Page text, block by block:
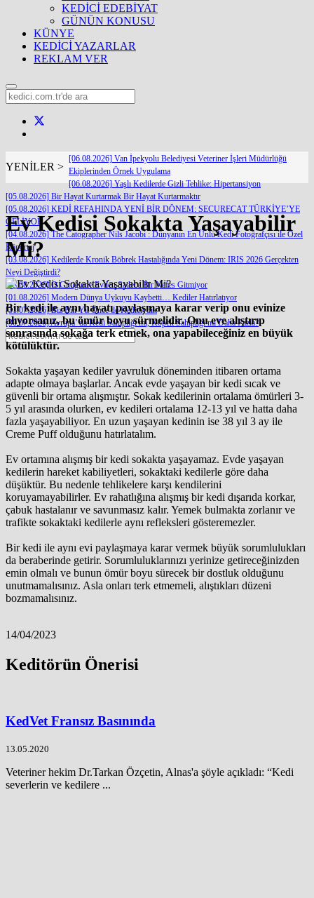
KEDİCİ EDEBİYAT
GÜNÜN KONUSU
KÜNYE
KEDİCİ YAZARLAR
REKLAM VER
YENİLER >
[06.08.2026] Van İpekyolu Belediyesi Veteriner İşleri Müdürlüğü
Ekiplerinden Örnek Uygulama
[06.08.2026] Yaşlı Kedilerde Gizli Tehlike: Hipertansiyon
[05.08.2026] Bir Hayat Kurtarmak Bir Hayat Kurtarmaktır
[05.08.2026] KEDİ REFAHINDA YENİ BİR DÖNEM: SECURECAT TÜRKİYE’YE
GELİYOR
[04.08.2026] The Catographer Nils Jacobi : Dünyanın En Ünlü Kedi Fotoğrafçısı ile Özel
Röportaj
[03.08.2026] Kedilerde Kronik Böbrek Hastalığında Yeni Dönem: IRIS 2026 Gerçekten
Neyi Değiştirdi?
[03.08.2026] O Gittiğinde Evden Sadece Bir Nefes Gitmiyor
[01.08.2026] Modern Dünya Uykuyu Kaybetti… Kediler Hatırlatıyor
[31.07.2026] Biz Bin Yıl Önce de Kediciydik
[30.07.2026] Avrupa’ da Kedi Sahipliği mi, Köpek Sahipliği mi Daha Fazla?
Ev Kedisi Sokakta Yaşayabilir
Mi?
Bir kedi ile aynı hayatı paylaşmaya karar verip onu evinize
alıyorsanız, bu ömür boyu sürmelidir. Onu eve alıştırıp
sonrasında sokağa terk etmek, ona yapabileceğiniz en büyük
kötülüktür.
Sokakta yaşayan kediler yavruluk döneminden itibaren ortama
adapte olmaya başlarlar. Ancak evde yaşayan bir kedi sıcak ve
güvenli bir ortama alışmıştır. Sokak kedilerinin ortalama ömürleri 3-
5 yıl arasında olurken, ev kedileri ortalama 12-13 yıl ve hatta daha
fazla yaşayabiliyor. En uzun yaşayan kedinin ise 38 yıl 3 ay ile
Creme Puff olduğunu hatırlatalım.
Ev ortamına alışmış bir kedi sokakta yaşayamaz. Evde yaşayan
kedilerin hareket kabiliyetleri, sokaktaki kedilerle göre daha
düşüktür. Bu nedenle tehlikelere karşı kendilerini
koruyamayabilirler. Ev rahatlığına alışmış bir kedi dışarıda korkar,
çabuk hastalanır ve savunmasız kalır. Yemek bulmakta zorlanır ve
trafikte sokaktaki kedilerle aynı refleksleri gösteremezler.
Bir kedi ile aynı evi paylaşmaya karar vermek büyük sorumlulukları
da beraberinde getirir. Sorumluluklarınızı yerinize getireceğinizden
emin olmalı ve bunun ömür boyu sürecek bir dostluk olduğunu
unutmamalısınız. Asla onları terk etmemeli, alıştıkları düzeni
bozmamalısınız.
14/04/2023
Keditörün Önerisi
KedVet Fransız Basınında
13.05.2020
Veteriner hekim Dr.Tarkan Özçetin, Alnas'a şöyle açıkladı: “Kedi
severlerin ve kedilere ...